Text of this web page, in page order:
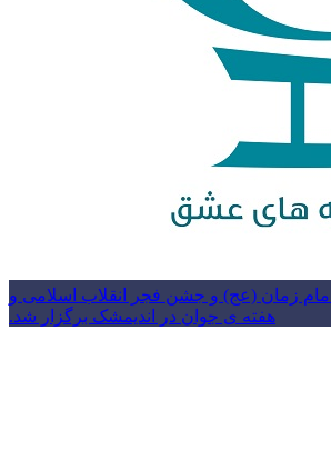
زمان (عج) و جشن فجر انقلاب اسلامی و
هفته ی جوان در اندیمشک برگزار شد.